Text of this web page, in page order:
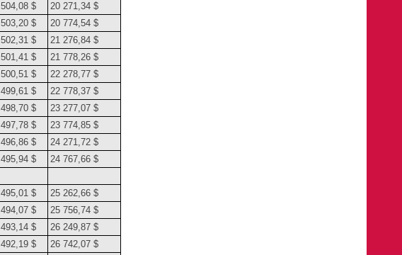
504,08 $
20 271,34 $
503,20 $
20 774,54 $
502,31 $
21 276,84 $
501,41 $
21 778,26 $
500,51 $
22 278,77 $
499,61 $
22 778,37 $
498,70 $
23 277,07 $
497,78 $
23 774,85 $
496,86 $
24 271,72 $
495,94 $
24 767,66 $
495,01 $
25 262,66 $
494,07 $
25 756,74 $
493,14 $
26 249,87 $
492,19 $
26 742,07 $